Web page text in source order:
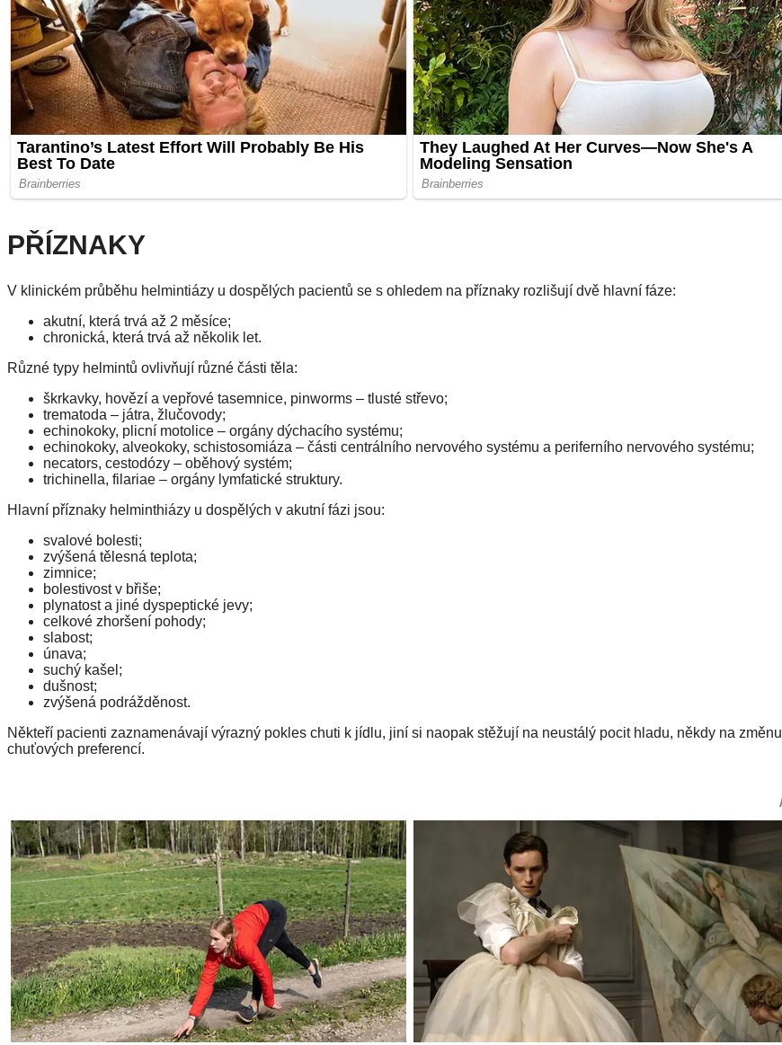
PŘÍZNAKY
V klinickém průběhu helmintiázy u dospělých pacientů se s ohledem na příznaky rozlišují dvě hlavní fáze:
akutní, která trvá až 2 měsíce;
chronická, která trvá až několik let.
Různé typy helmintů ovlivňují různé části těla:
škrkavky, hovězí a vepřové tasemnice, pinworms – tlusté střevo;
trematoda – játra, žlučovody;
echinokoky, plicní motolice – orgány dýchacího systému;
echinokoky, alveokoky, schistosomiáza – části centrálního nervového systému a periferního nervového systému;
necators, cestodózy – oběhový systém;
trichinella, filariae – orgány lymfatické struktury.
Hlavní příznaky helminthiázy u dospělých v akutní fázi jsou:
svalové bolesti;
zvýšená tělesná teplota;
zimnice;
bolestivost v břiše;
plynatost a jiné dyspeptické jevy;
celkové zhoršení pohody;
slabost;
únava;
suchý kašel;
dušnost;
zvýšená podrážděnost.
Někteří pacienti zaznamenávají výrazný pokles chuti k jídlu, jiní si naopak stěžují na neustálý pocit hladu, někdy na změnu
chuťových preferencí.